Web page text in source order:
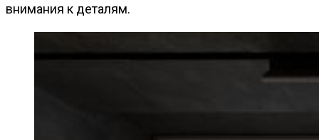
внимания к деталям.